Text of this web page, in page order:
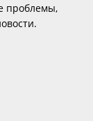
проблемы,